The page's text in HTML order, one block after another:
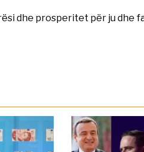
dhe prosperitet për ju dhe